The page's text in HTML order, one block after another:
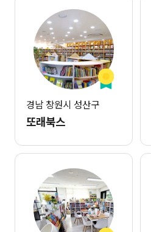
경남 창원시 성산구
또래북스